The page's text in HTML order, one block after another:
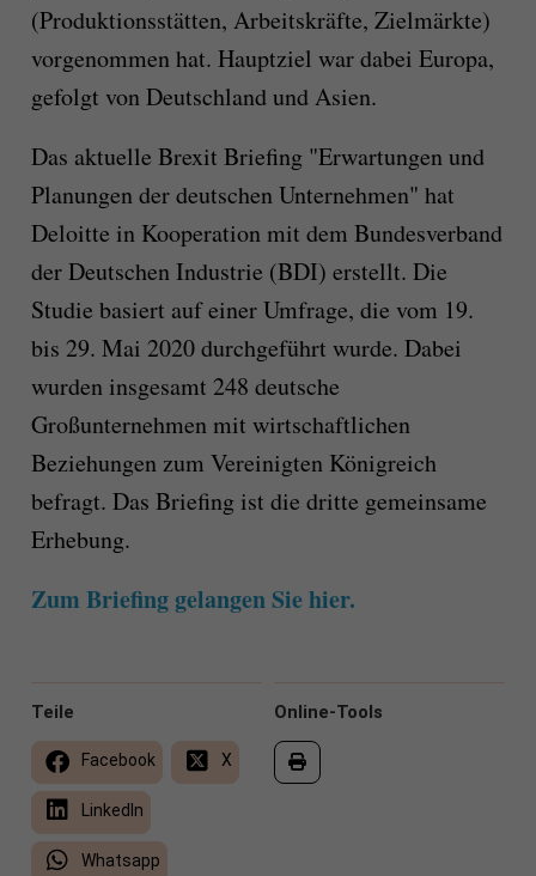
(Produktionsstätten, Arbeitskräfte, Zielmärkte)
vorgenommen hat. Hauptziel war dabei Europa,
gefolgt von Deutschland und Asien.
Das aktuelle Brexit Briefing "Erwartungen und
Planungen der deutschen Unternehmen" hat
Deloitte in Kooperation mit dem Bundesverband
der Deutschen Industrie (BDI) erstellt. Die
Studie basiert auf einer Umfrage, die vom 19.
bis 29. Mai 2020 durchgeführt wurde. Dabei
wurden insgesamt 248 deutsche
Großunternehmen mit wirtschaftlichen
Beziehungen zum Vereinigten Königreich
befragt. Das Briefing ist die dritte gemeinsame
Erhebung.
Zum Briefing gelangen Sie hier.
Online-Tools
Teile
Facebook X
LinkedIn
Whatsapp